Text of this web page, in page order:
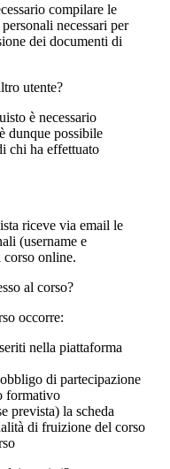
compilare le
necessari per
dei documenti di
utente?
è necessario
dunque possibile
chi ha effettuato
riceve via email le
(username e
online.
al corso?
occorre:
nella piattaforma
di partecipazione
formativo
prevista) la scheda
di fruizione del corso